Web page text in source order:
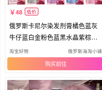
48 低价
俄罗斯卡尼尔染发剂膏橘色蓝灰
牛仔蓝白金粉色蓝黑水晶紫棕金
栗色
淘宝好物 俄罗斯海淘小铺
购买